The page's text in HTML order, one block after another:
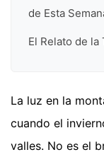
de Esta
El Relato de
La luz en la
cuando el
valles. No es el